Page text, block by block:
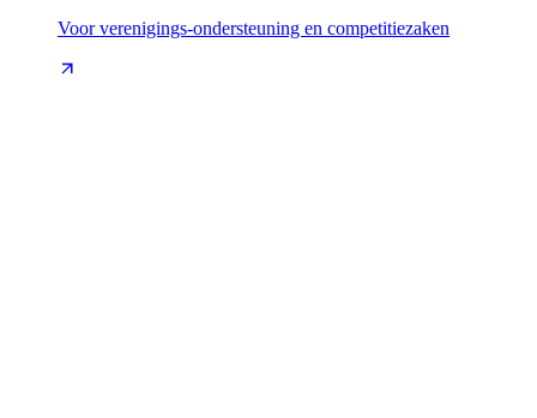
Voor verenigings-ondersteuning en competitiezaken